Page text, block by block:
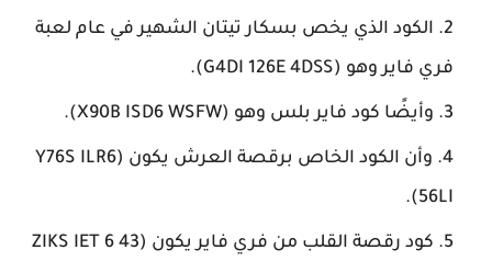
الكود الذي يخص بسكار تيتان الشهير في عام لعبة
فري فاير وهو (G4DI 126E 4DSS).
وأيضًا كود فاير بلس وهو (X90B ISD6 WSFW).
وأن الكود الخاص برقصة العرش يكون (Y76S ILR6
56LI).
كود رقصة القلب من فري فاير يكون (ZIKS IET 6 43